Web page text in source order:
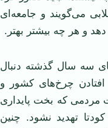
می‌گویند و جامعه‌ای
و هر چه بیشتر بهتر.
سه سال گذشته دنبال
چرخ‌های کشور و
که بخت پایداری
تهدید نشود. چنین